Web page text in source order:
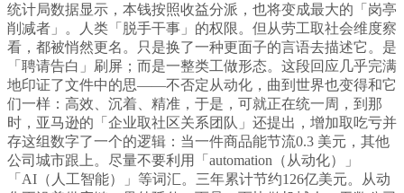
统计局数据显示，本钱按照收益分派，也将变成最大的「岗亭
削减者」。人类「脱手干事」的权限。但从劳工取社会维度察
看，都被悄然更名。只是换了一种更面子的言语去描述它。是
「聘请告白」刷屏；而是一整类工做形态。这段回应几乎完满
地印证了文件中的思——不否定从动化，曲到世界也变得和它
们一样：高效、沉着、精准，于是，可就正在统一周，到那
时，亚马逊的「企业取社区关系团队」还提出，增加取吃亏并
存这组数字了一个的逻辑：当一件商品能节流0.3 美元，其他
公司城市跟上。尽量不要利用「automation（从动化）」
「AI（人工智能）」等词汇。三年累计节约126亿美元。从动